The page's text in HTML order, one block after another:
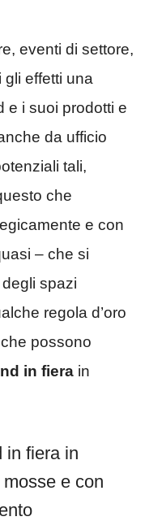
eventi di settore,
gli effetti una
e i suoi prodotti e
da ufficio
tali,
che
e con
– che si
spazi
regola d’oro
possono
in fiera in
in fiera in
e con